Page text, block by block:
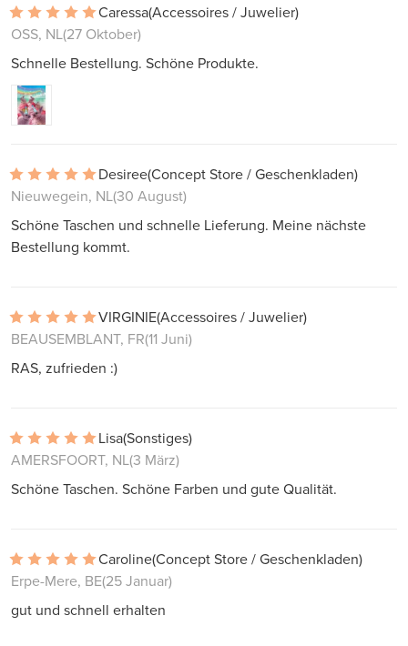
Caressa(Accessoires / Juwelier)
OSS, NL(27 Oktober)
Schnelle Bestellung. Schöne Produkte.
Desiree(Concept Store / Geschenkladen)
Nieuwegein, NL(30 August)
Schöne Taschen und schnelle Lieferung. Meine nächste
Bestellung kommt.
VIRGINIE(Accessoires / Juwelier)
BEAUSEMBLANT, FR(11 Juni)
RAS, zufrieden :)
Lisa(Sonstiges)
AMERSFOORT, NL(3 März)
Schöne Taschen. Schöne Farben und gute Qualität.
Caroline(Concept Store / Geschenkladen)
Erpe-Mere, BE(25 Januar)
gut und schnell erhalten